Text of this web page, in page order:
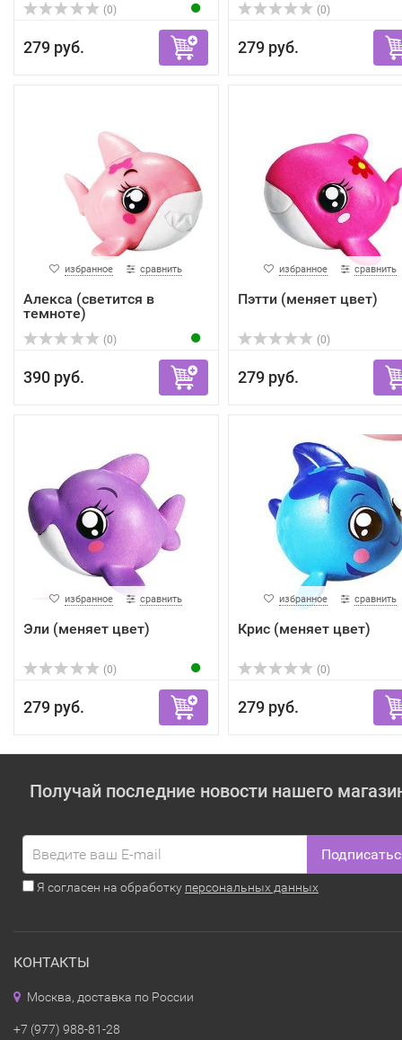
(0)
279 руб.
(0)
279 руб.
избранное сравнить
Алекса (светится в
темноте)
(0)
390 руб.
избранное сравнить
Пэтти (меняет цвет)
(0)
279 руб.
избранное сравнить
Эли (меняет цвет)
(0)
279 руб.
избранное сравнить
Крис (меняет цвет)
(0)
279 руб.
Получай последние новости нашего
Я согласен на обработку персональных данных
КОНТАКТЫ
Москва, доставка по России
+7 (977) 988-81-28